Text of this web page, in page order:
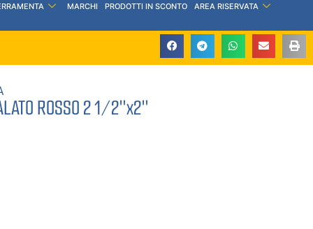
MARCHI PRODOTTI IN SCONTO AREA RISERVATA
ROSSO 2 1/2″x2″